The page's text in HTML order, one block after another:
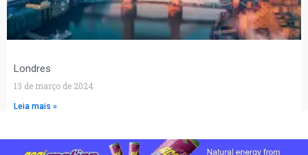
Londres
13 de março de 2024
Leia mais »